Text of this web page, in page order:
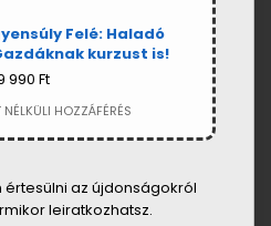
Felé: Haladó
kurzust is!
990 Ft
NÉLKÜLI HOZZÁFÉRÉS
az újdonságokról
leiratkozhatsz.